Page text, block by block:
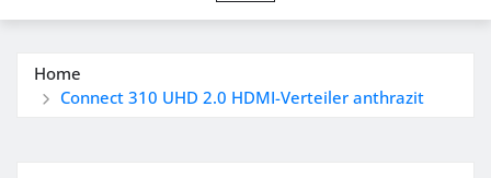
Home
Connect 310 UHD 2.0 HDMI-Verteiler anthrazit